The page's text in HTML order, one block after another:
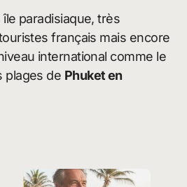
paradisiaque, très
français mais encore
international comme le
plages de Phuket en